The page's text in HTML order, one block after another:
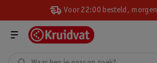
Voor 22:00 besteld,